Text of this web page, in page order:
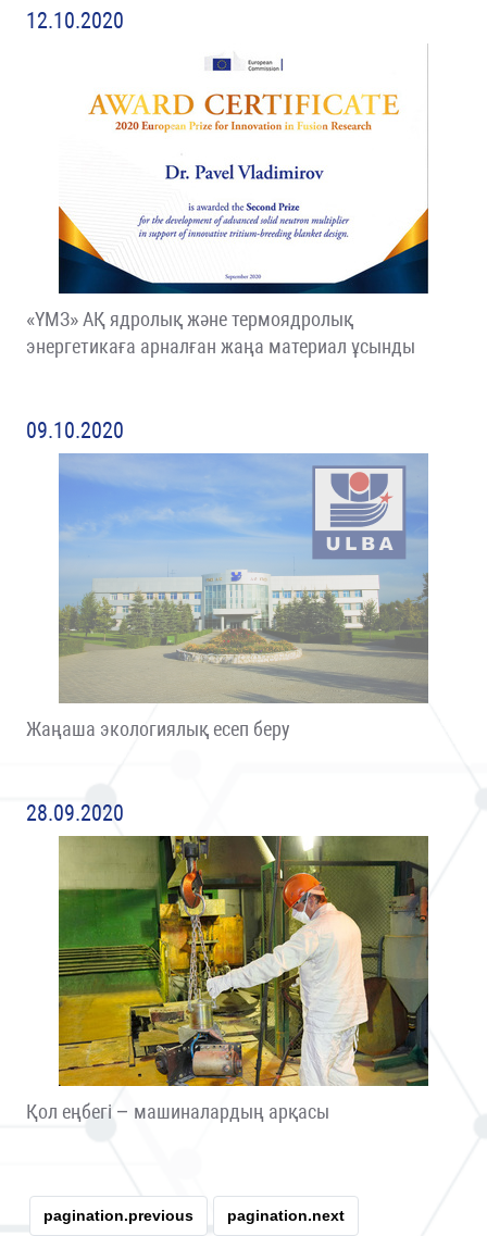
12.10.2020
«ҮМЗ» АҚ ядролық және термоядролық
энергетикаға арналған жаңа материал ұсынды
09.10.2020
Жаңаша экологиялық есеп беру
28.09.2020
Қол еңбегі – машиналардың арқасы
pagination.previous pagination.next